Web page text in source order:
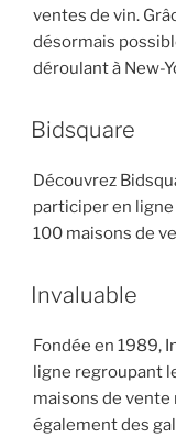
ventes de vin.
désormais
déroulant à New-
Bidsquare
Découvrez
participer en
100 maisons de
Invaluable
Fondée en 1989,
ligne regroupant
maisons de vente
également des